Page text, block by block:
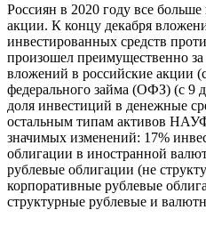
Россиян в 2020 году все
акции. К концу декабря
инвестированных средств
произошел преимущественно
вложений в российские акции
федерального займа (ОФЗ) (с 9
доля инвестиций в денежные
остальным типам активов
значимых изменений: 17%
облигации в иностранной
рублевые облигации (не
корпоративные рублевые
структурные рублевые и